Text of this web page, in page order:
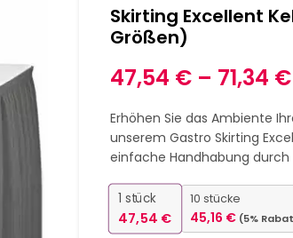
Skirting Excellent
Größen)
47,54 € – 71,34 €
Erhöhen Sie das Ambiente
unserem Gastro Skirting
einfache Handhabung
1 stück
47,54 €
10 stücke
45,16 € (5%